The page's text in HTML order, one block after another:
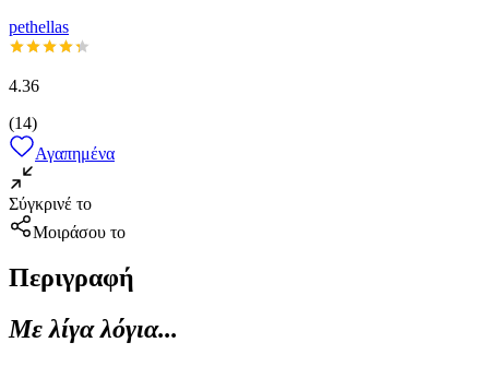
pethellas
4.36
(14)
Αγαπημένα
Σύγκρινέ το
Μοιράσου το
Περιγραφή
Με λίγα λόγια...